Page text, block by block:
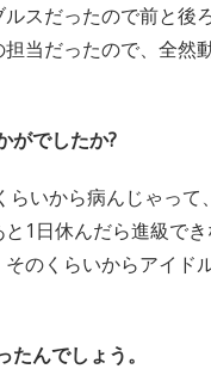
ルスだったので前と後
当だったので、全然
がでしたか?
らいから病んじゃって
1日休んだら進級で
のくらいからアイド
んでしょう。